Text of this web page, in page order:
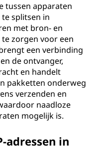
tussen apparaten
splitsen in
met bron- en
zorgen voor een
een verbinding
de ontvanger,
en handelt
pakketten onderweg
verzenden en
naadloze
mogelijk is.
adressen in